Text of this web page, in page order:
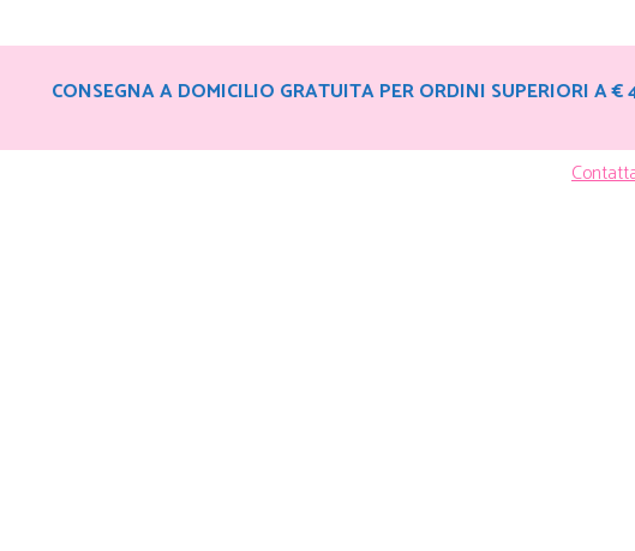
CONSEGNA A DOMICILIO GRATUITA PER ORDINI SUPERIORI A €